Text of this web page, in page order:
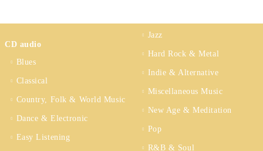
(GRAND SCENES
LYRIQUES) (CD)
CD audio
Blues
Classical
Country, Folk & World Music
Dance & Electronic
Easy Listening
Jazz
Hard Rock & Metal
Indie & Alternative
Miscellaneous Music
New Age & Meditation
Pop
R&B & Soul